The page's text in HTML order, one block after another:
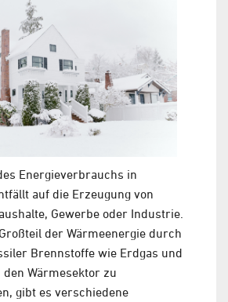
Energieverbrauchs in
auf die Erzeugung von
Gewerbe oder Industrie.
der Wärmeenergie durch
Brennstoffe wie Erdgas und
den Wärmesektor zu
gibt es verschiedene